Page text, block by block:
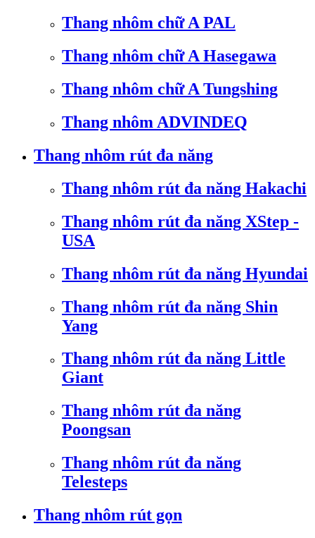
Thang nhôm chữ A PAL
Thang nhôm chữ A Hasegawa
Thang nhôm chữ A Tungshing
Thang nhôm ADVINDEQ
Thang nhôm rút đa năng
Thang nhôm rút đa năng Hakachi
Thang nhôm rút đa năng XStep -
USA
Thang nhôm rút đa năng Hyundai
Thang nhôm rút đa năng Shin
Yang
Thang nhôm rút đa năng Little
Giant
Thang nhôm rút đa năng
Poongsan
Thang nhôm rút đa năng
Telesteps
Thang nhôm rút gọn